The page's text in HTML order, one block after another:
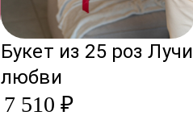
Букет из 25 роз Лучи
любви
7 510 ₽